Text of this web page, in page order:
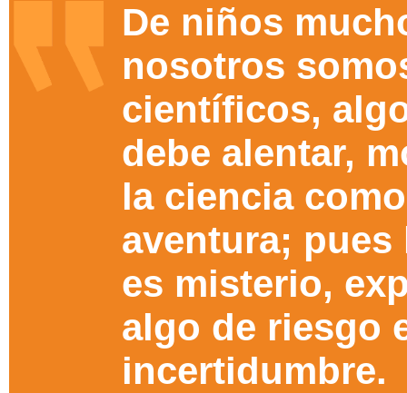
De niños
nosotros
científicos,
debe alentar,
la ciencia
aventura; pues
es misterio,
algo de riesgo
incertidumbre.